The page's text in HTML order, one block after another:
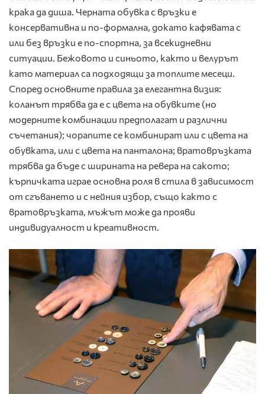
крака да диша. Черната обувка с връзки е
консервативна и по-формална, докато кафявата с
или без връзки е по-спортна, за всекидневни
ситуации. Бежовото и синьото, както и велурът
като материал са подходящи за топлите месеци.
Според основните правила за елегантна визия:
коланът трябва да е с цвета на обувките (но
модерните комбинации предполагат и различни
съчетания); чорапите се комбинират или с цвета на
обувката, или с цвета на панталона; вратовръзката
трябва да бъде с ширината на ревера на сакото;
кърпичката играе основна роля в стила в зависимост
от сгъването и с нейния избор, също както с
вратовръзката, мъжът може да прояви
индивидуалност и креативност.